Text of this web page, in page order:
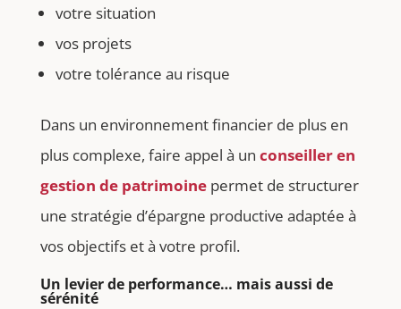
votre situation
vos projets
votre tolérance au risque
Dans un environnement financier de plus en
plus complexe, faire appel à un conseiller en
gestion de patrimoinepermet de structurer
une stratégie d’épargne productive adaptée à
vos objectifs et à votre profil.
Un levier de performance… mais aussi de
sérénité